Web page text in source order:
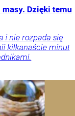
Dzięki temu
i nie rozpada się
kilkanaście minut